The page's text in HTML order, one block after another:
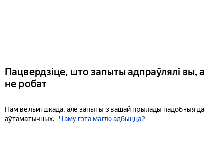
Пацвердзіце, што запыты адпраўлялі вы, а
не робат
Нам вельмі шкада, але запыты з вашай прылады падобныя да
аўтаматычных.
Чаму гэта магло адбыцца?